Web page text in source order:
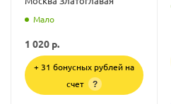
Мало
1 020 р.
+ 31 бонусных рублей на
счет
?